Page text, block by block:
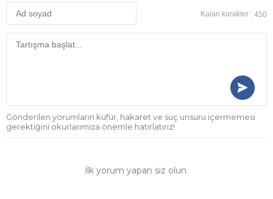
Kalan karakter : 450
Gönderilen yorumların küfür, hakaret ve suç unsuru içermemesi
gerektiğini okurlarımıza önemle hatırlatırız!
İlk yorum yapan siz olun.